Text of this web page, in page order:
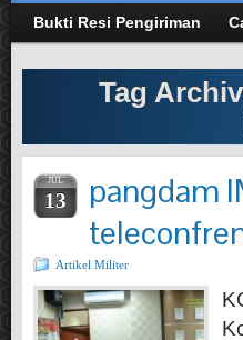
Bukti Resi Pengiriman
Tag
JUL
13
pangdam
Artikel Militer